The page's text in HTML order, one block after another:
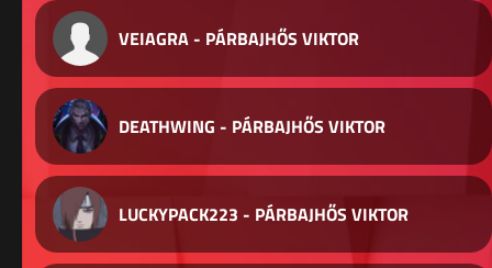
VEIAGRA - PÁRBAJHŐS VIKTOR
DEATHWING - PÁRBAJHŐS VIKTOR
LUCKYPACK223 - PÁRBAJHŐS VIKTOR